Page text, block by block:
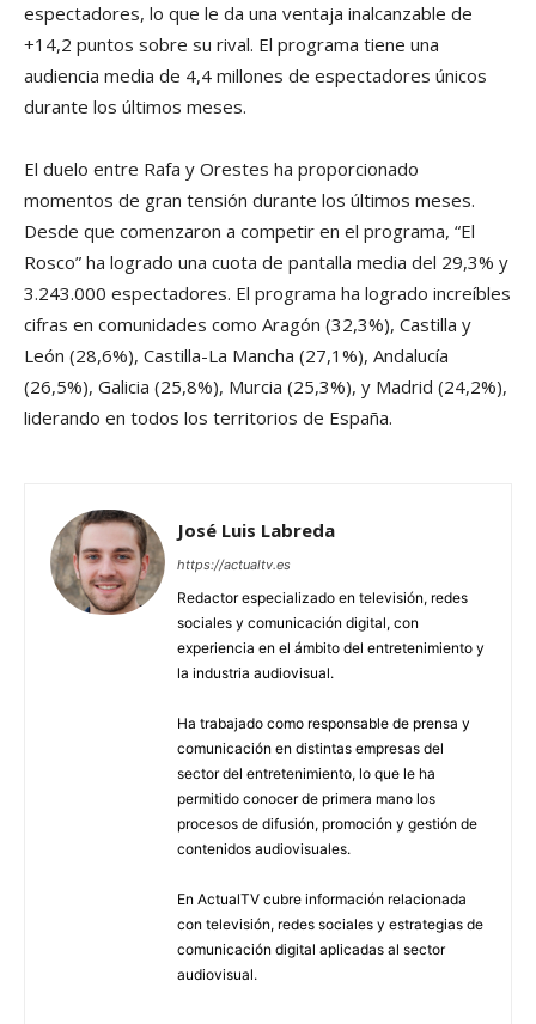
espectadores, lo que le da una ventaja inalcanzable de
+14,2 puntos sobre su rival. El programa tiene una
audiencia media de 4,4 millones de espectadores únicos
durante los últimos meses.
El duelo entre Rafa y Orestes ha proporcionado
momentos de gran tensión durante los últimos meses.
Desde que comenzaron a competir en el programa, “El
Rosco” ha logrado una cuota de pantalla media del 29,3% y
3.243.000 espectadores. El programa ha logrado increíbles
cifras en comunidades como Aragón (32,3%), Castilla y
León (28,6%), Castilla-La Mancha (27,1%), Andalucía
(26,5%), Galicia (25,8%), Murcia (25,3%), y Madrid (24,2%),
liderando en todos los territorios de España.
José Luis Labreda
https://actualtv.es
Redactor especializado en televisión, redes
sociales y comunicación digital, con
experiencia en el ámbito del entretenimiento y
la industria audiovisual.
Ha trabajado como responsable de prensa y
comunicación en distintas empresas del
sector del entretenimiento, lo que le ha
permitido conocer de primera mano los
procesos de difusión, promoción y gestión de
contenidos audiovisuales.
En ActualTV cubre información relacionada
con televisión, redes sociales y estrategias de
comunicación digital aplicadas al sector
audiovisual.